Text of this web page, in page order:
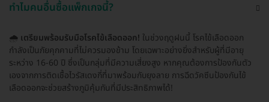
ทำไมคนอื่นซื้อแพ็กเกจนี้?
🌧️ เตรียมพร้อมรับมือโรคไข้เลือดออก! ในช่วงฤดูฝนนี้ โรคไข้เลือดออก
กำลังเป็นภัยคุกคามที่ไม่ควรมองข้าม โดยเฉพาะอย่างยิ่งสำหรับผู้ที่มีอายุ
ระหว่าง 16-60 ปี ซึ่งเป็นกลุ่มที่มีความเสี่ยงสูง หากคุณต้องการป้องกันตัว
เองจากการติดเชื้อไวรัสเดงกี่ที่มาพร้อมกับยุงลาย การฉีดวัคซีนป้องกันไข้
เลือดออกจะช่วยสร้างภูมิคุ้มกันที่มีประสิทธิภาพได้!